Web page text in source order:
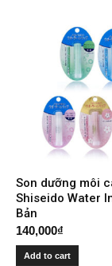
Son dưỡng môi
Shiseido Water
Bản
140,000₫
Add to cart